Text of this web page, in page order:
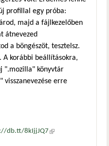
profillal egy próba:
majd a fájlkezelőben
átnevezed
a böngészöt, tesztelsz.
A korábbi beállításokra,
".mozilla" könyvtár
visszanevezése erre
db.tt/8kIjjJQ7 (külső